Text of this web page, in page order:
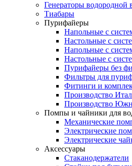
Генераторы водородной
Тиабары
Пурифайеры
Напольные с
Настольные с
Напольные с
Настольные с
Пурифайеры без
Фильтры для
Фитинги и
Производство
Производство
Помпы и чайники для
Механические
Электрические
Электрические
Аксессуары
Стаканодержатели